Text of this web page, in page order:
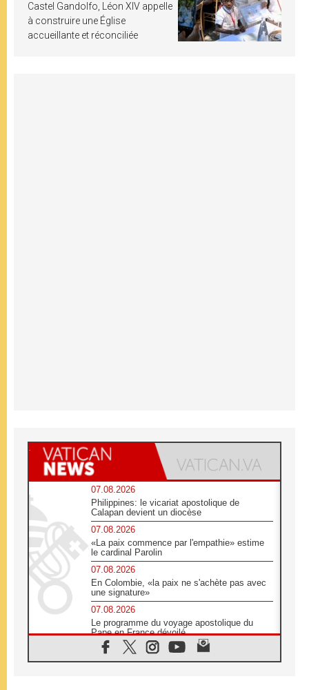
Castel Gandolfo, Léon XIV appelle
à construire une Église
accueillante et réconciliée
07.08.2026
Philippines: le vicariat apostolique de
Calapan devient un diocèse
07.08.2026
«La paix commence par l'empathie» estime
le cardinal Parolin
07.08.2026
En Colombie, «la paix ne s'achète pas avec
une signature»
07.08.2026
Le programme du voyage apostolique du
Pape en France dévoilé
07.08.2026
1ère Conférence continentale sur l'éducation